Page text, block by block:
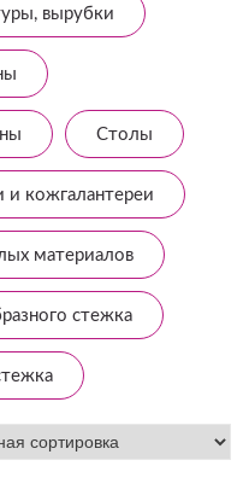
вырубки
Столы
кожгалантереи
материалов
стежка